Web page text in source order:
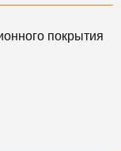
покрытия